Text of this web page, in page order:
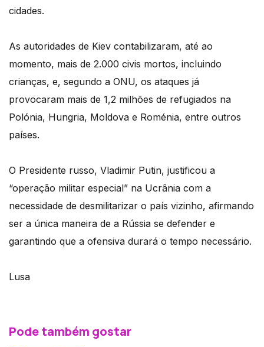
cidades.
As autoridades de Kiev contabilizaram, até ao
momento, mais de 2.000 civis mortos, incluindo
crianças, e, segundo a ONU, os ataques já
provocaram mais de 1,2 milhões de refugiados na
Polónia, Hungria, Moldova e Roménia, entre outros
países.
O Presidente russo, Vladimir Putin, justificou a
“operação militar especial” na Ucrânia com a
necessidade de desmilitarizar o país vizinho, afirmando
ser a única maneira de a Rússia se defender e
garantindo que a ofensiva durará o tempo necessário.
Lusa
Pode também gostar